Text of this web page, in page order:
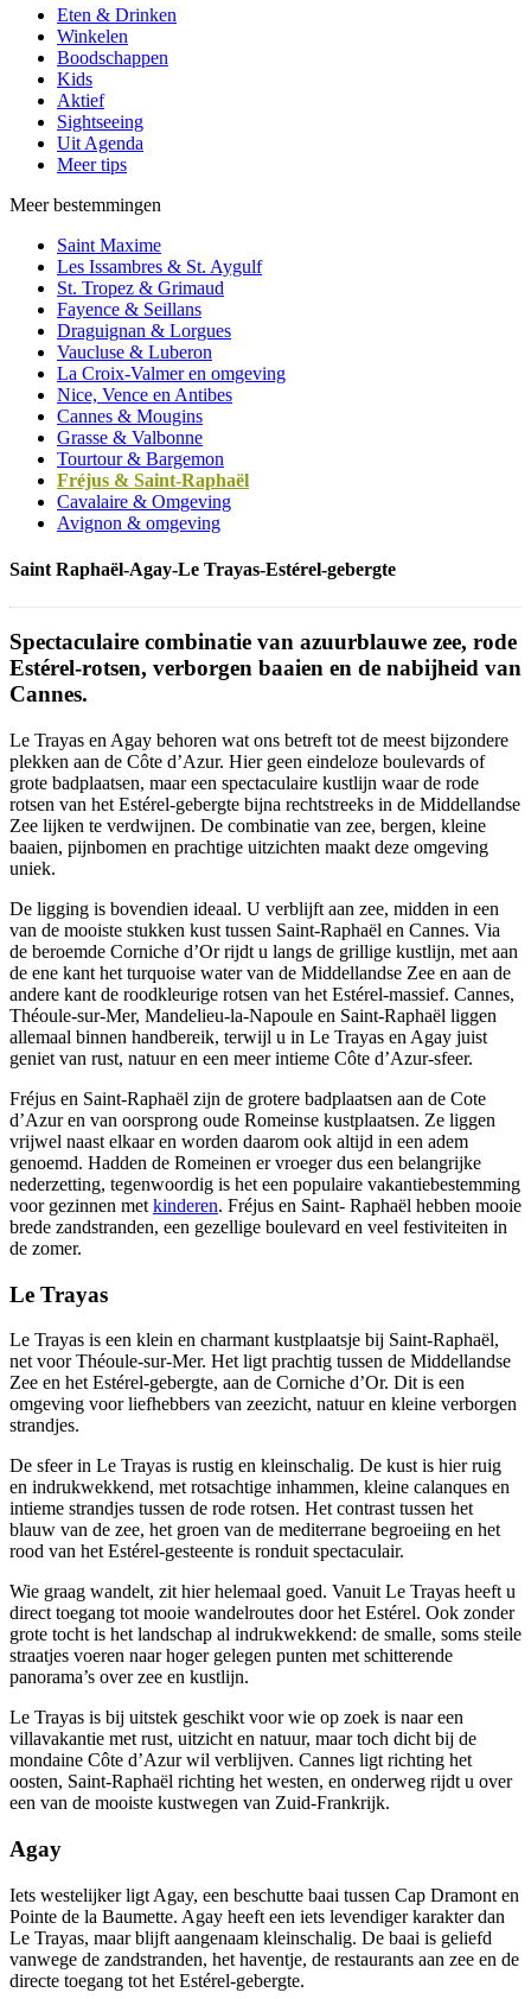
Eten & Drinken
Winkelen
Boodschappen
Kids
Aktief
Sightseeing
Uit Agenda
Meer tips
Meer bestemmingen
Saint Maxime
Les Issambres & St. Aygulf
St. Tropez & Grimaud
Fayence & Seillans
Draguignan & Lorgues
Vaucluse & Luberon
La Croix-Valmer en omgeving
Nice, Vence en Antibes
Cannes & Mougins
Grasse & Valbonne
Tourtour & Bargemon
Fréjus & Saint-Raphaël
Cavalaire & Omgeving
Avignon & omgeving
Saint Raphaël-Agay-Le Trayas-Estérel-gebergte
Spectaculaire combinatie van azuurblauwe zee, rode
Estérel-rotsen, verborgen baaien en de nabijheid van
Cannes.
Le Trayas en Agay behoren wat ons betreft tot de meest bijzondere
plekken aan de Côte d’Azur. Hier geen eindeloze boulevards of
grote badplaatsen, maar een spectaculaire kustlijn waar de rode
rotsen van het Estérel-gebergte bijna rechtstreeks in de Middellandse
Zee lijken te verdwijnen. De combinatie van zee, bergen, kleine
baaien, pijnbomen en prachtige uitzichten maakt deze omgeving
uniek.
De ligging is bovendien ideaal. U verblijft aan zee, midden in een
van de mooiste stukken kust tussen Saint-Raphaël en Cannes. Via
de beroemde Corniche d’Or rijdt u langs de grillige kustlijn, met aan
de ene kant het turquoise water van de Middellandse Zee en aan de
andere kant de roodkleurige rotsen van het Estérel-massief. Cannes,
Théoule-sur-Mer, Mandelieu-la-Napoule en Saint-Raphaël liggen
allemaal binnen handbereik, terwijl u in Le Trayas en Agay juist
geniet van rust, natuur en een meer intieme Côte d’Azur-sfeer.
Fréjus en Saint-Raphaël zijn de grotere badplaatsen aan de Cote
d’Azur en van oorsprong oude Romeinse kustplaatsen. Ze liggen
vrijwel naast elkaar en worden daarom ook altijd in een adem
genoemd. Hadden de Romeinen er vroeger dus een belangrijke
nederzetting, tegenwoordig is het een populaire vakantiebestemming
voor gezinnen met kinderen. Fréjus en Saint- Raphaël hebben mooie
brede zandstranden, een gezellige boulevard en veel festiviteiten in
de zomer.
Le Trayas
Le Trayas is een klein en charmant kustplaatsje bij Saint-Raphaël,
net voor Théoule-sur-Mer. Het ligt prachtig tussen de Middellandse
Zee en het Estérel-gebergte, aan de Corniche d’Or. Dit is een
omgeving voor liefhebbers van zeezicht, natuur en kleine verborgen
strandjes.
De sfeer in Le Trayas is rustig en kleinschalig. De kust is hier ruig
en indrukwekkend, met rotsachtige inhammen, kleine calanques en
intieme strandjes tussen de rode rotsen. Het contrast tussen het
blauw van de zee, het groen van de mediterrane begroeiing en het
rood van het Estérel-gesteente is ronduit spectaculair.
Wie graag wandelt, zit hier helemaal goed. Vanuit Le Trayas heeft u
direct toegang tot mooie wandelroutes door het Estérel. Ook zonder
grote tocht is het landschap al indrukwekkend: de smalle, soms steile
straatjes voeren naar hoger gelegen punten met schitterende
panorama’s over zee en kustlijn.
Le Trayas is bij uitstek geschikt voor wie op zoek is naar een
villavakantie met rust, uitzicht en natuur, maar toch dicht bij de
mondaine Côte d’Azur wil verblijven. Cannes ligt richting het
oosten, Saint-Raphaël richting het westen, en onderweg rijdt u over
een van de mooiste kustwegen van Zuid-Frankrijk.
Agay
Iets westelijker ligt Agay, een beschutte baai tussen Cap Dramont en
Pointe de la Baumette. Agay heeft een iets levendiger karakter dan
Le Trayas, maar blijft aangenaam kleinschalig. De baai is geliefd
vanwege de zandstranden, het haventje, de restaurants aan zee en de
directe toegang tot het Estérel-gebergte.